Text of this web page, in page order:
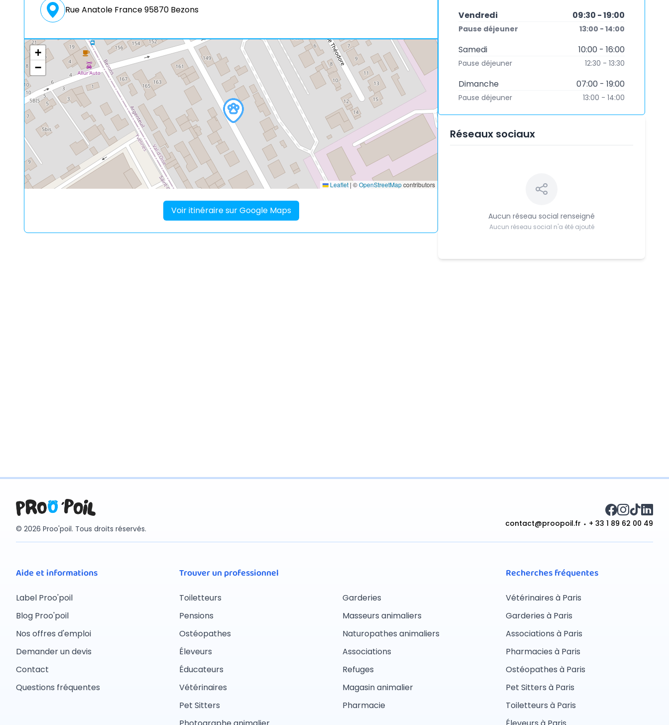
Rue Anatole France 95870 Bezons
+
−
Leaflet | ©OpenStreetMapcontributors
Voir itinéraire sur Google Maps
Vendredi 09:30 - 19:00
Pause déjeuner 13:00 - 14:00
Samedi 10:00 - 16:00
Pause déjeuner 12:30 - 13:30
Dimanche 07:00 - 19:00
Pause déjeuner 13:00 - 14:00
Réseaux sociaux
Aucun réseau social renseigné
Aucun réseau social n'a été ajouté
© 2026 Proo'poil. Tous droits réservés.
contact@proopoil.fr + 33 1 89 62 00 49
Aide et informations
Label Proo'poil
Blog Proo'poil
Nos offres d'emploi
Demander un devis
Contact
Questions fréquentes
Trouver un professionnel
Toiletteurs
Pensions
Ostéopathes
Éleveurs
Éducateurs
Vétérinaires
Pet Sitters
Garderies
Masseurs animaliers
Naturopathes animaliers
Associations
Refuges
Magasin animalier
Pharmacie
Recherches fréquentes
Vétérinaires à Paris
Garderies à Paris
Associations à Paris
Pharmacies à Paris
Ostéopathes à Paris
Pet Sitters à Paris
Toiletteurs à Paris